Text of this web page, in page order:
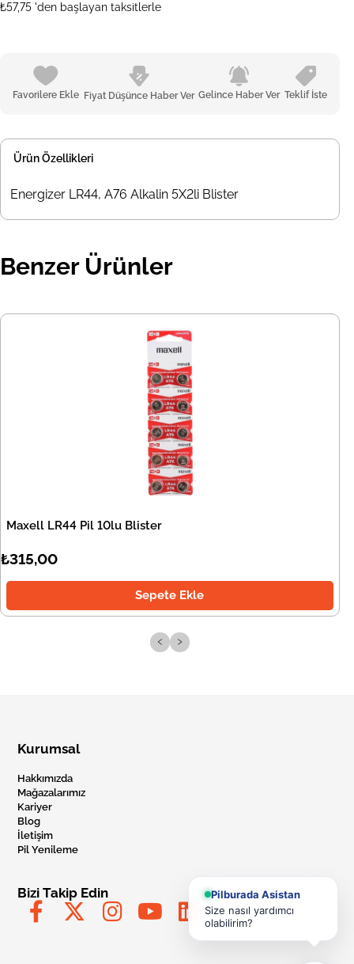
₺57,75 'den başlayan taksitlerle
Favorilere Ekle Fiyat Düşünce Haber Ver Gelince Haber Ver Teklif İste
Ürün Özellikleri
Energizer LR44, A76 Alkalin 5X2li Blister
Benzer Ürünler
Maxell LR44 Pil 10lu Blister
₺315,00
Sepete Ekle
‹ ›
Kurumsal
Hakkımızda
Mağazalarımız
Kariyer
Blog
İletişim
Pil Yenileme
Bizi Takip Edin
Pilburada Asistan
Size nasıl yardımcı
olabilirim?